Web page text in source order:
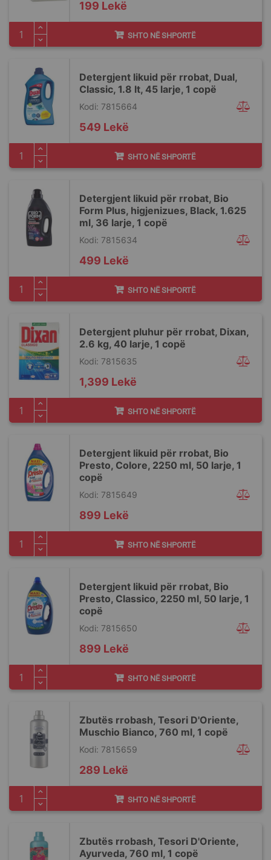
199 Lekë
SHTO NË SHPORTË
Detergjent likuid për rrobat, Dual,
Classic, 1.8 lt, 45 larje, 1 copë
Kodi: 7815664
549 Lekë
SHTO NË SHPORTË
Detergjent likuid për rrobat, Bio
Form Plus, higjenizues, Black, 1.625
ml, 36 larje, 1 copë
Kodi: 7815634
499 Lekë
SHTO NË SHPORTË
Detergjent pluhur për rrobat, Dixan,
2.6 kg, 40 larje, 1 copë
Kodi: 7815635
1,399 Lekë
SHTO NË SHPORTË
Detergjent likuid për rrobat, Bio
Presto, Colore, 2250 ml, 50 larje, 1
copë
Kodi: 7815649
899 Lekë
SHTO NË SHPORTË
Detergjent likuid për rrobat, Bio
Presto, Classico, 2250 ml, 50 larje, 1
copë
Kodi: 7815650
899 Lekë
SHTO NË SHPORTË
Zbutës rrobash, Tesori D'Oriente,
Muschio Bianco, 760 ml, 1 copë
Kodi: 7815659
289 Lekë
SHTO NË SHPORTË
Zbutës rrobash, Tesori D'Oriente,
Ayurveda, 760 ml, 1 copë